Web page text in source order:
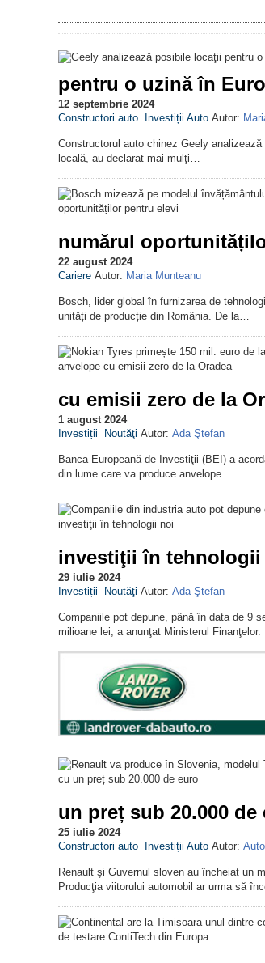
pentru o uzină în
12 septembrie 2024
Constructori auto
Investiții Auto Autor:
Constructorul auto chinez Geely
locală, au declarat mai mulţi…
numărul
22 august 2024
Cariere Autor: Maria Munteanu
Bosch, lider global în furnizarea de
unități de producție din România. De la…
cu emisii zero de la
1 august 2024
Investiții
Noutăţi Autor: Ada Ştefan
Banca Europeană de Investiţii (BEI) a
din lume care va produce anvelope…
investiţii în tehnologii
29 iulie 2024
Investiții
Noutăţi Autor: Ada Ştefan
Companiile pot depune, până în data de 9
milioane lei, a anunţat Ministerul
un preț sub 20.000 de
25 iulie 2024
Constructori auto
Investiții Auto Autor:
Renault şi Guvernul sloven au încheiat un
Producţia viitorului automobil ar urma să